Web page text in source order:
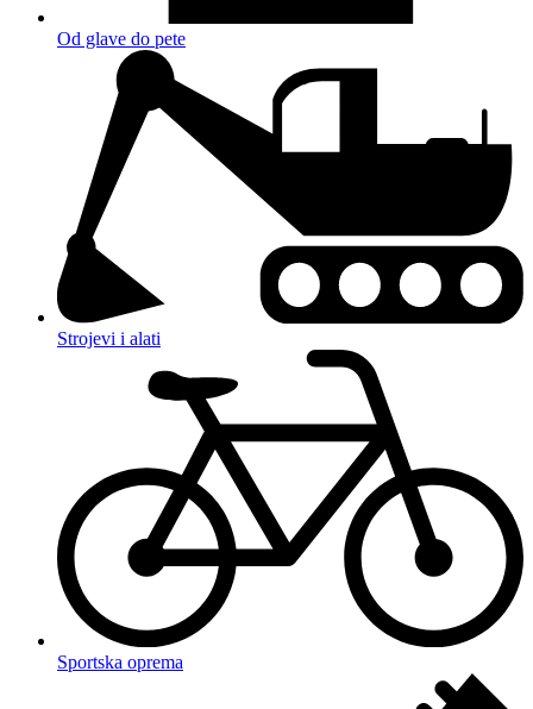
Od glave do pete
Strojevi i alati
Sportska oprema